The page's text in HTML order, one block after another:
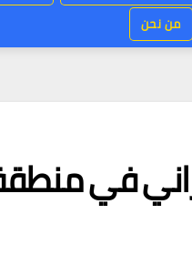
من نحن
في